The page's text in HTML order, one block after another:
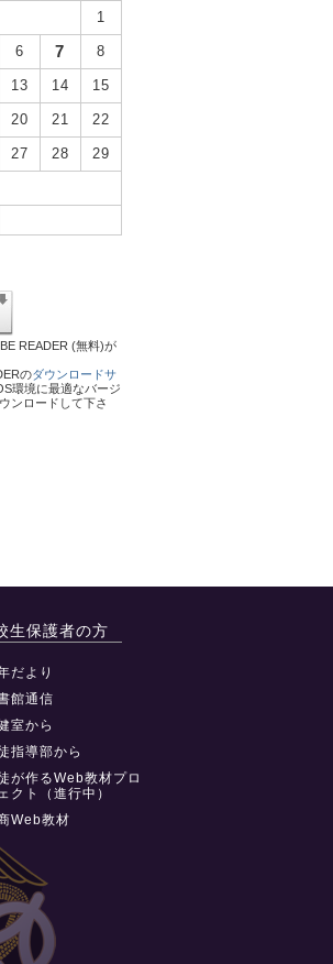
1
6 7 8
13 14 15
20 21 22
27 28 29
READER (無料)が
のダウンロードサ
環境に最適なバージ
ンロードして下さ
生保護者の方
だより
館通信
室から
指導部から
が作るWeb教材プロ
クト（進行中）
Web教材